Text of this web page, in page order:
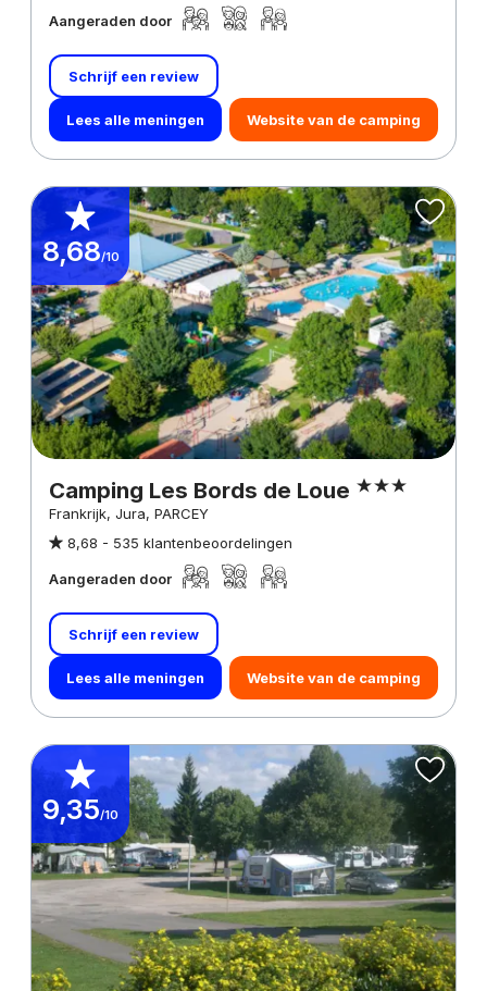
Aangeraden door
Schrijf een review
Lees alle meningen Website van de camping
8,68/10
Camping Les Bords de Loue
Frankrijk, Jura, PARCEY
8,68 - 535 klantenbeoordelingen
Aangeraden door
Schrijf een review
Lees alle meningen Website van de camping
9,35/10